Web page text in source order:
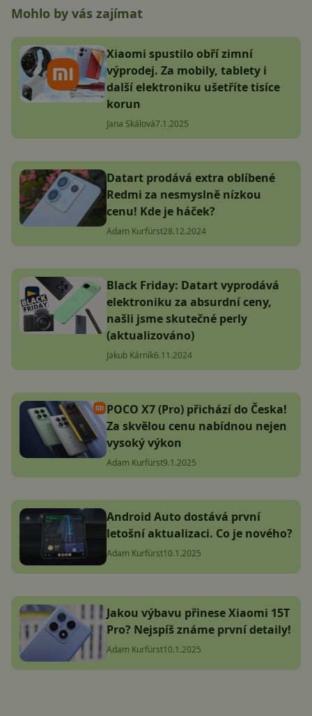
Mohlo by vás zajímat
Xiaomi spustilo obří zimní
výprodej. Za mobily, tablety i
další elektroniku ušetříte tisíce
korun
Jana Skálová7.1.2025
Datart prodává extra oblíbené
Redmi za nesmyslně nízkou
cenu! Kde je háček?
Adam Kurfürst28.12.2024
Black Friday: Datart vyprodává
elektroniku za absurdní ceny,
našli jsme skutečné perly
(aktualizováno)
Jakub Kárník6.11.2024
POCO X7 (Pro) přichází do Česka!
Za skvělou cenu nabídnou nejen
vysoký výkon
Adam Kurfürst9.1.2025
Android Auto dostává první
letošní aktualizaci. Co je nového?
Adam Kurfürst10.1.2025
Jakou výbavu přinese Xiaomi 15T
Pro? Nejspíš známe první detaily!
Adam Kurfürst10.1.2025